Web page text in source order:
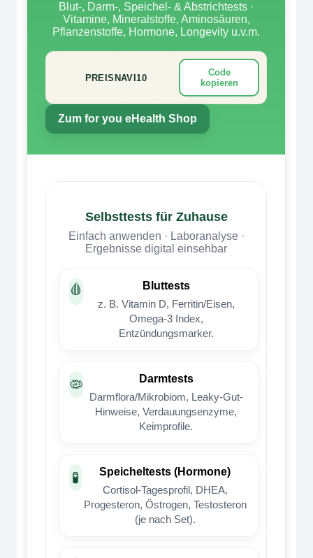
Blut-, Darm-, Speichel- & Abstrichtests ·
Vitamine, Mineralstoffe, Aminosäuren,
Pflanzenstoffe, Hormone, Longevity u.v.m.
Code
kopieren
Zum for you eHealth Shop
Selbsttests für Zuhause
Einfach anwenden · Laboranalyse ·
Ergebnisse digital einsehbar
🩸
Bluttests
z. B. Vitamin D, Ferritin/Eisen,
Omega-3 Index,
Entzündungsmarker.
🦠
Darmtests
Darmflora/Mikrobiom, Leaky-Gut-
Hinweise, Verdauungsenzyme,
Keimprofile.
🧪
Speicheltests (Hormone)
Cortisol-Tagesprofil, DHEA,
Progesteron, Östrogen, Testosteron
(je nach Set).